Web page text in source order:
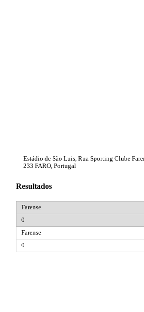
Estádio de São Luis, Rua Sporting Clube
233 FARO, Portugal
Resultados